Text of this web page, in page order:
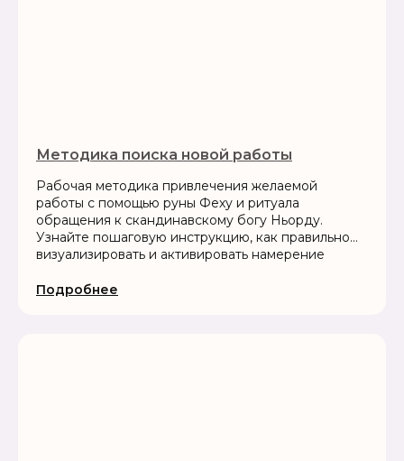
Методика поиска новой работы
Рабочая методика привлечения желаемой
работы с помощью руны Феху и ритуала
обращения к скандинавскому богу Ньорду.
Узнайте пошаговую инструкцию, как правильно
визуализировать и активировать намерение
Подробнее